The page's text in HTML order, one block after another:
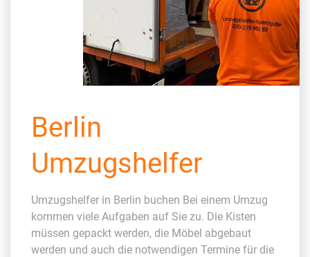
Berlin
Umzugshelfer
Umzugshelfer in Berlin buchen Bei einem Umzug
kommen viele Aufgaben auf Sie zu. Die Kisten
müssen gepackt werden, die Möbel abgebaut
werden und auch die notwendigen Termine für die